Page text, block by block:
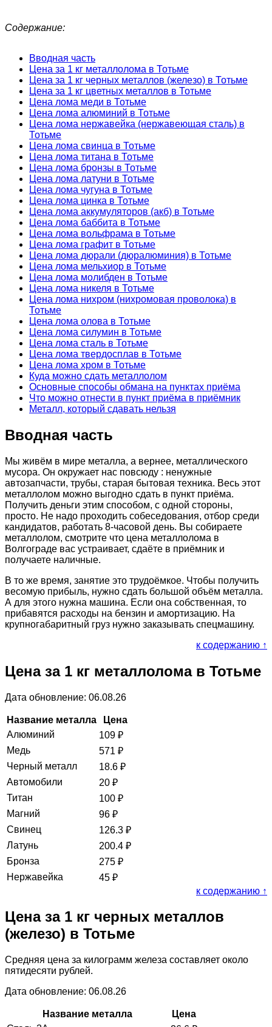
Содержание:
Вводная часть
Цена за 1 кг металлолома в Тотьме
Цена за 1 кг черных металлов (железо) в Тотьме
Цена за 1 кг цветных металлов в Тотьме
Цена лома меди в Тотьме
Цена лома алюминий в Тотьме
Цена лома нержавейка (нержавеющая сталь) в
Тотьме
Цена лома свинца в Тотьме
Цена лома титана в Тотьме
Цена лома бронзы в Тотьме
Цена лома латуни в Тотьме
Цена лома чугуна в Тотьме
Цена лома цинка в Тотьме
Цена лома аккумуляторов (акб) в Тотьме
Цена лома баббита в Тотьме
Цена лома вольфрама в Тотьме
Цена лома графит в Тотьме
Цена лома дюрали (дюралюминия) в Тотьме
Цена лома мельхиор в Тотьме
Цена лома молибден в Тотьме
Цена лома никеля в Тотьме
Цена лома нихром (нихромовая проволока) в
Тотьме
Цена лома олова в Тотьме
Цена лома силумин в Тотьме
Цена лома сталь в Тотьме
Цена лома твердосплав в Тотьме
Цена лома хром в Тотьме
Куда можно сдать металлолом
Основные способы обмана на пунктах приёма
Что можно отнести в пункт приёма в приёмник
Металл, который сдавать нельзя
Вводная часть
Мы живём в мире металла, а вернее, металлического
мусора. Он окружает нас повсюду : ненужные
автозапчасти, трубы, старая бытовая техника. Весь этот
металлолом можно выгодно сдать в пункт приёма.
Получить деньги этим способом, с одной стороны,
просто. Не надо проходить собеседования, отбор среди
кандидатов, работать 8-часовой день. Вы собираете
металлолом, смотрите что цена металлолома в
Волгограде вас устраивает, сдаёте в приёмник и
получаете наличные.
В то же время, занятие это трудоёмкое. Чтобы получить
весомую прибыль, нужно сдать большой объём металла.
А для этого нужна машина. Если она собственная, то
прибавятся расходы на бензин и амортизацию. На
крупногабаритный груз нужно заказывать спецмашину.
к содержанию ↑
Цена за 1 кг металлолома в Тотьме
Дата обновление: 06.08.26
Название металла
Цена
Алюминий
109 ₽
Медь
571 ₽
Черный металл
18.6 ₽
Автомобили
20 ₽
Титан
100 ₽
Магний
96 ₽
Свинец
126.3 ₽
Латунь
200.4 ₽
Бронза
275 ₽
Нержавейка
45 ₽
к содержанию ↑
Цена за 1 кг черных металлов
(железо) в Тотьме
Средняя цена за килограмм железа составляет около
пятидесяти рублей.
Дата обновление: 06.08.26
Название металла
Цена